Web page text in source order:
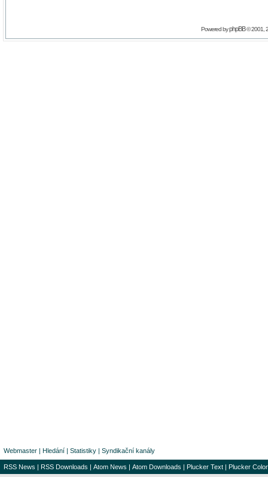
Powered byphpBB© 2001,
Webmaster | Hledání | Statistiky | Syndikační kanály
RSS News | RSS Downloads | Atom News | Atom Downloads | Plucker Text | Plucker Color